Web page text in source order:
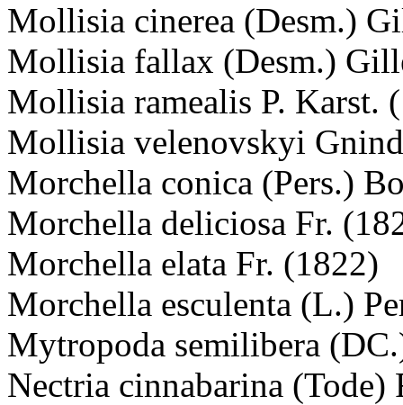
Mollisia cinerea (Desm.)
Mollisia fallax (Desm.)
Mollisia ramealis P. Karst.
Mollisia velenovskyi
Morchella conica (Pers.)
Morchella deliciosa Fr.
Morchella elata Fr. (1822)
Morchella esculenta (L.)
Mytropoda semilibera
Nectria cinnabarina (Tode)